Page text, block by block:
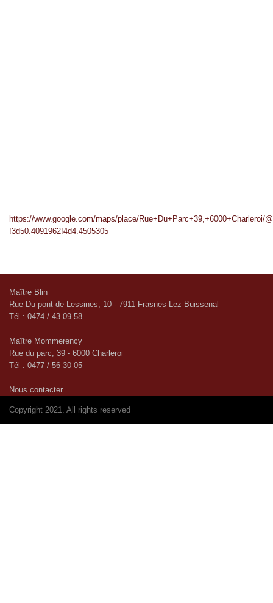
https://www.google.com/maps/place/Rue+Du+Parc+39,+6000+Charleroi/
!3d50.4091962!4d4.4505305
Maître Blin
Rue Du pont de Lessines, 10 - 7911 Frasnes-Lez-Buissenal
Tél : 0474 / 43 09 58
Maître Mommerency
Rue du parc, 39 - 6000 Charleroi
Tél : 0477 / 56 30 05
Nous contacter
Copyright 2021. All rights reserved